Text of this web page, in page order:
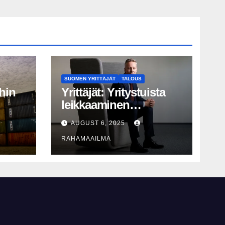
SUOMEN YRITTÄJÄT TALOUS
Yrittäjät: Yritystuista
leikkaaminen
perusteltua, T&K-
leikkaukset
lyhytnäköistä
kasvupolitiikkaa
AUGUST 6, 2025
RAHAMAAILMA